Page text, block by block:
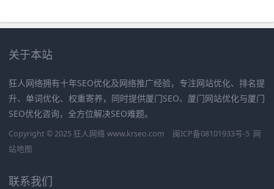
关于本站
狂人网络拥有十年SEO优化及网络推广经验，专注网站优化、排名提
升、单词优化、权重寄养，同时提供厦门SEO、厦门网站优化与厦门
SEO优化咨询，全方位解决SEO难题。
Copyright © 2025 狂人网络 www.krseo.com 闽ICP备08101933号-5 网
站地图
联系我们